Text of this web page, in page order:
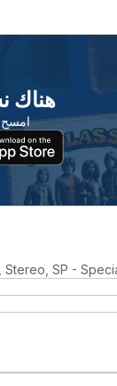
هناك
امسح
Stereo, SP -